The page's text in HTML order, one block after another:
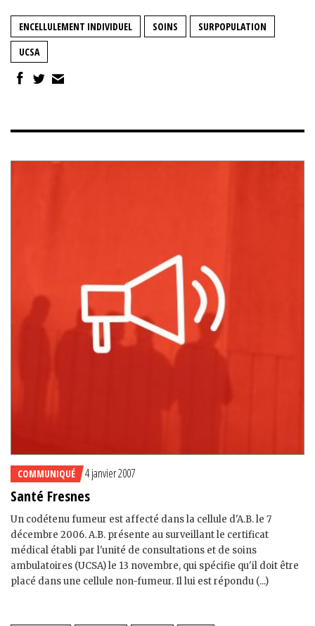
ENCELLULEMENT INDIVIDUEL SOINS
SURPOPULATION
UCSA
COMMUNIQUÉ 4 janvier 2007
Santé Fresnes
Un codétenu fumeur est affecté dans la cellule d'A.B. le 7
décembre 2006. A.B. présente au surveillant le certificat
médical établi par l'unité de consultations et de soins
ambulatoires (UCSA) le 13 novembre, qui spécifie qu'il doit être
placé dans une cellule non-fumeur. Il lui est répondu (...)